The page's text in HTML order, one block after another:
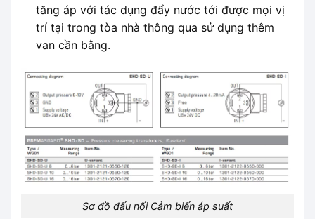
tăng áp với tác dụng đẩy nước tới được mọi vị
trí tại trong tòa nhà thông qua sử dụng thêm
van cần bằng.
Sơ đồ đấu nối Cảm biến áp suất